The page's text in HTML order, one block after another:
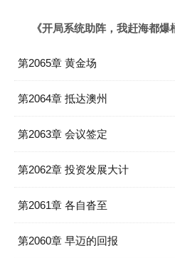
《开局系统助阵，我赶海都
第2065章 黄金场
第2064章 抵达澳州
第2063章 会议签定
第2062章 投资发展大计
第2061章 各自沓至
第2060章 早迈的回报